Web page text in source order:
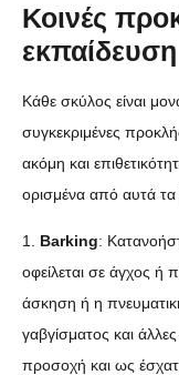
Κοινές
Κάθε σκύλος είναι
συγκεκριμένες
ακόμη και
ορισμένα από αυτά τα
1. Barking:
οφείλεται σε άγχος ή
άσκηση ή η
γαβγίσματος και
προσοχή και ως